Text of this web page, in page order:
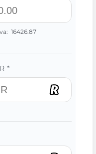
16426.87
*